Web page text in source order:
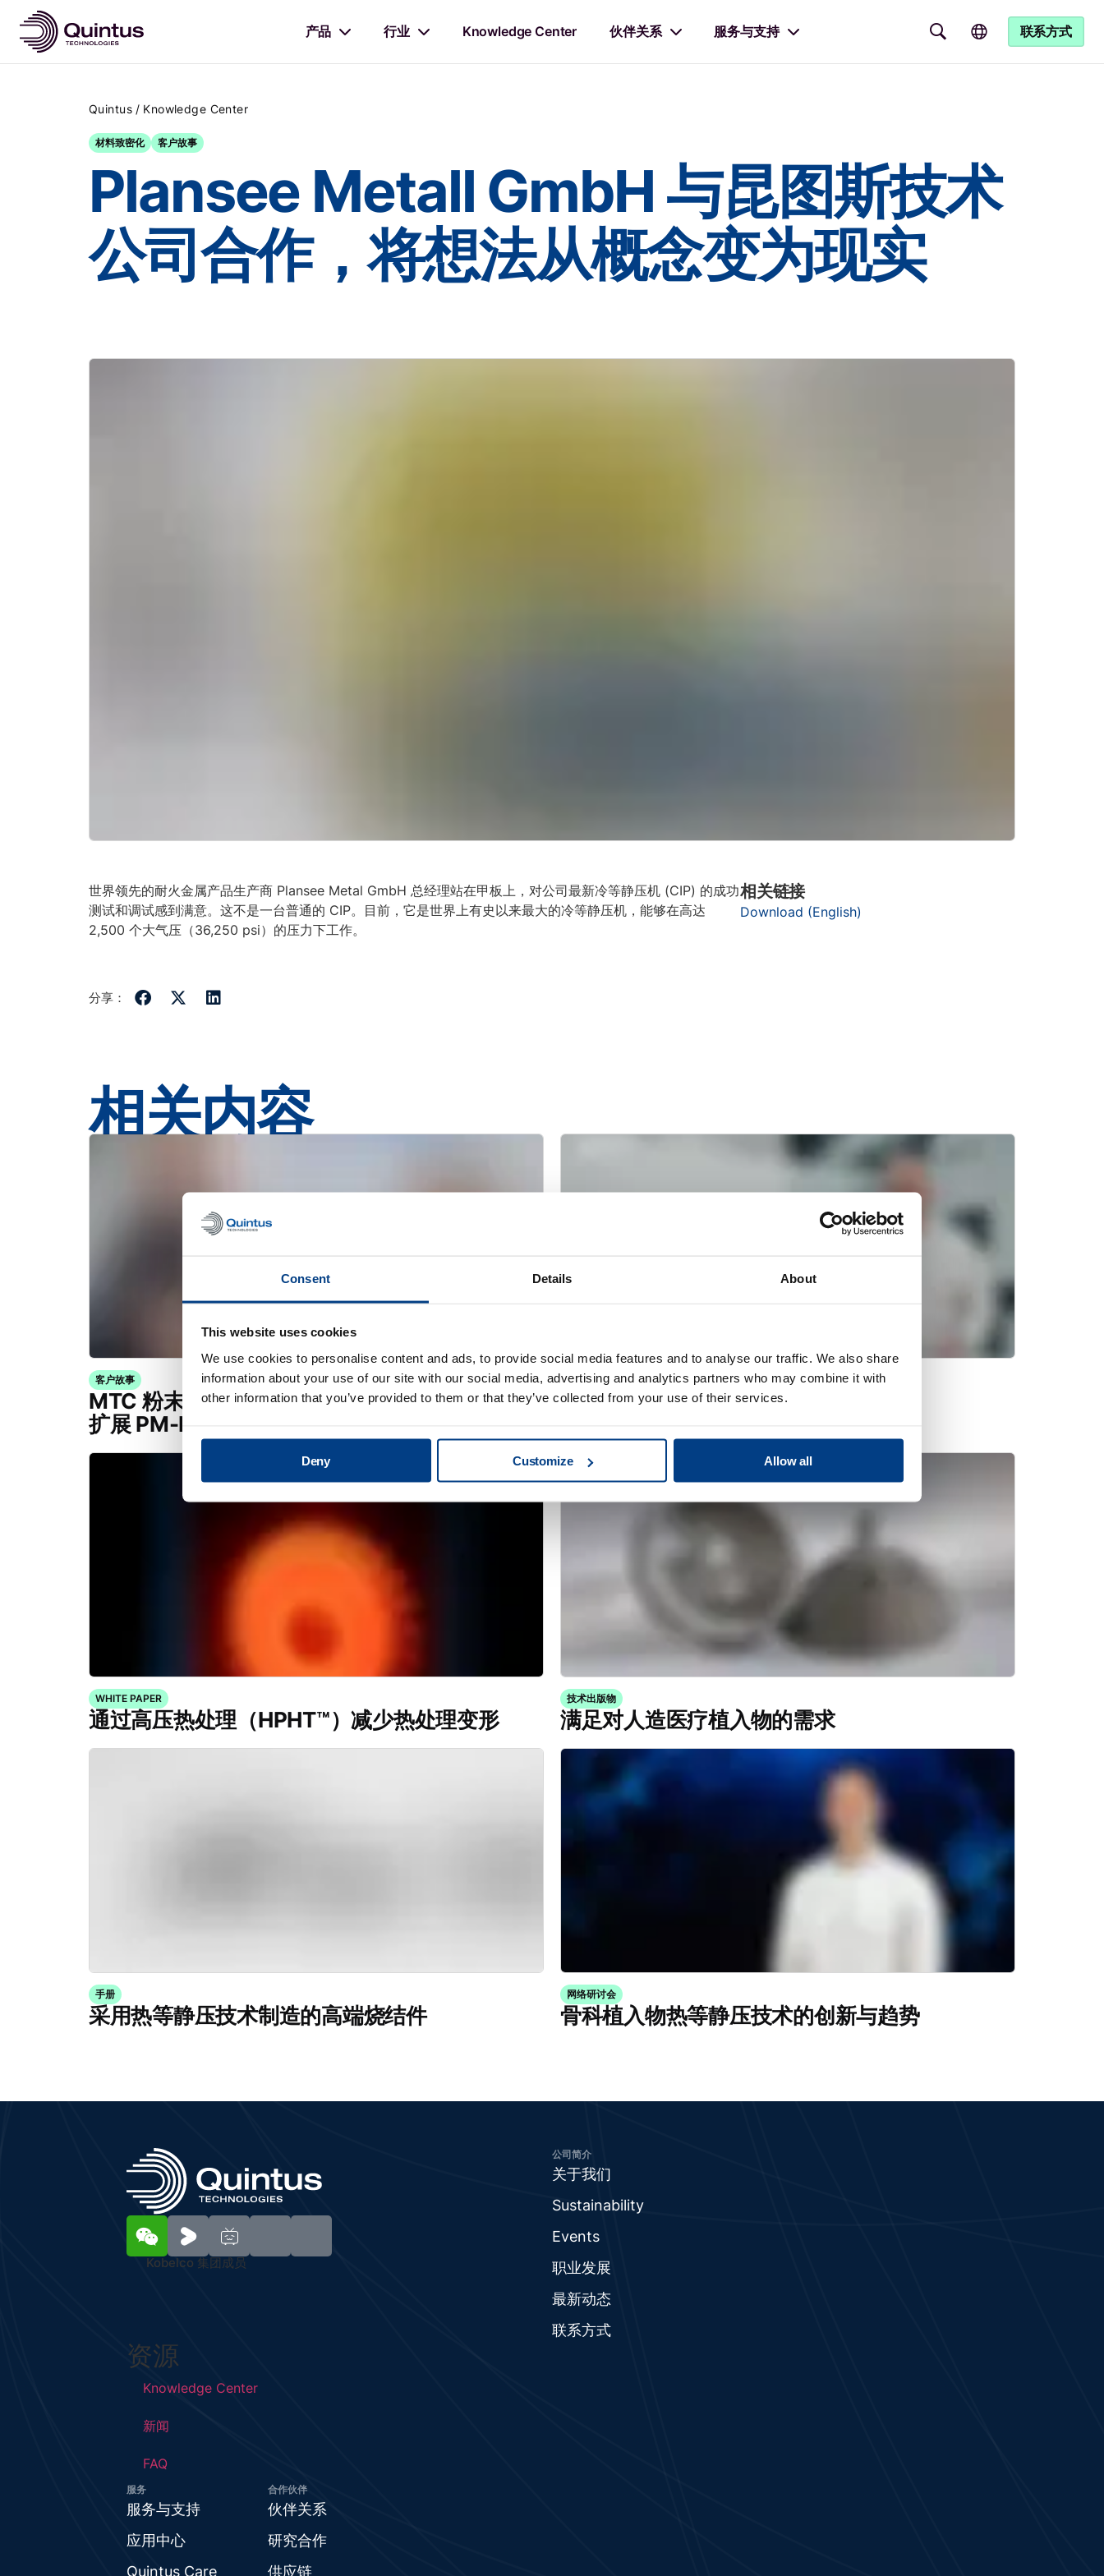
Consent Details About
This website uses cookies
We use cookies to personalise content and ads, to provide social media features and to analyse our traffic. We also share
information about your use of our site with our social media, advertising and analytics partners who may combine it with
other information that you’ve provided to them or that they’ve collected from your use of their services.
Deny Customize Allow all
产品 行业 Knowledge Center 伙伴关系 服务与支持 联系方式
Quintus / Knowledge Center
材料致密化 客户故事
Plansee Metall GmbH 与昆图斯技术
公司合作，将想法从概念变为现实
世界领先的耐火金属产品生产商 Plansee Metal GmbH 总经理站在甲板上，对公司最新冷等静压机 (CIP) 的成功
测试和调试感到满意。这不是一台普通的 CIP。目前，它是世界上有史以来最大的冷等静压机，能够在高达
2,500 个大气压（36,250 psi）的压力下工作。
相关链接
Download (English)
分享：
相关内容
客户故事
MTC 粉末解决方案公司利用 Quintus QIH 286
扩展 PM-HIP 能力
网络研讨会
用于金属 AM 的热等静压工艺 (HIP)
WHITE PAPER
通过高压热处理（HPHT™）减少热处理变形
技术出版物
满足对人造医疗植入物的需求
手册
采用热等静压技术制造的高端烧结件
网络研讨会
骨科植入物热等静压技术的创新与趋势
Kobelco 集团成员
公司简介
关于我们
Sustainability
Events
职业发展
最新动态
联系方式
资源
Knowledge Center
新闻
FAQ
服务
服务与支持
应用中心
Quintus Care
合作伙伴
伙伴关系
研究合作
供应链